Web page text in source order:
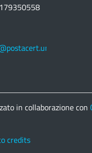
in collaborazione con
credits